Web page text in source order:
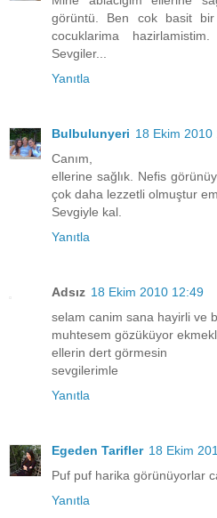
görüntü. Ben cok basit
cocuklarima
Sevgiler...
Yanıtla
Bulbulunyeri 18 Ekim 2010
Canım,
ellerine sağlık. Nefis
çok daha lezzetli olmuştur
Sevgiyle kal.
Yanıtla
Adsız 18 Ekim 2010 12:49
selam canim sana hayirli ve
muhtesem gözüküyor
ellerin dert görmesin
sevgilerimle
Yanıtla
Egeden Tarifler 18 Ekim
Puf puf harika görünüyorlar
Yanıtla